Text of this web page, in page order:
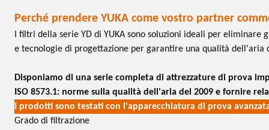
Perché prendere YUKA come vostro partner
I filtri della serie YD di YUKA sono soluzioni ideali per
e tecnologie di progettazione per garantire una qualità
Disponiamo di una serie completa di attrezzature di prova
ISO 8573.1: norme sulla qualità dell'aria del 2009 e fornire
I prodotti sono testati con l'apparecchiatura di prova
Grado di filtrazione